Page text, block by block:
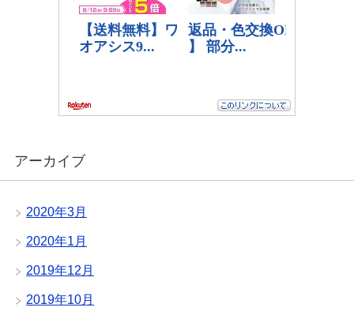
アーカイブ
2020年3月
2020年1月
2019年12月
2019年10月